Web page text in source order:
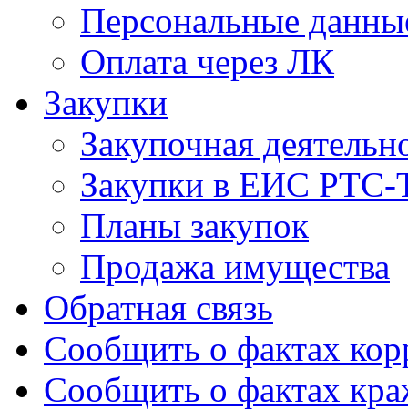
Персональные
Оплата через ЛК
Закупки
Закупочная
Закупки в ЕИС РТС-
Планы закупок
Продажа имущества
Обратная связь
Сообщить о фактах
Сообщить о фактах